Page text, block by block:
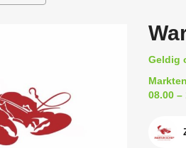
Geldig
08.00 –